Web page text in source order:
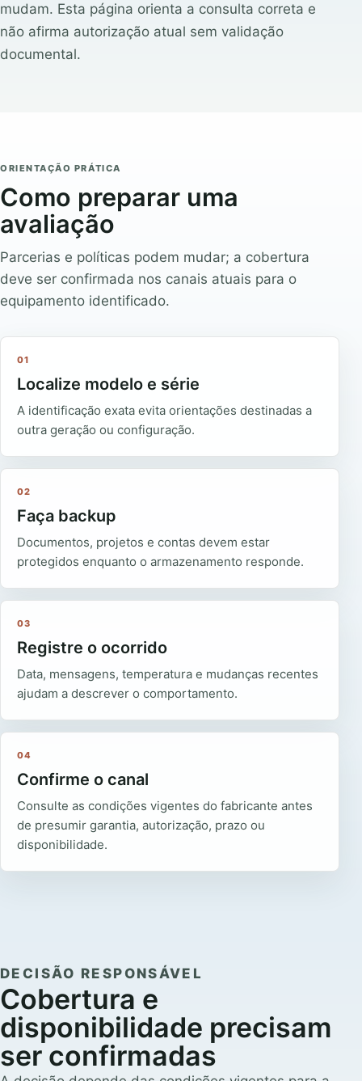
mudam. Esta página orienta a consulta correta e
não afirma autorização atual sem validação
documental.
ORIENTAÇÃO PRÁTICA
Como preparar uma
avaliação
Parcerias e políticas podem mudar; a cobertura
deve ser confirmada nos canais atuais para o
equipamento identificado.
01
Localize modelo e série
A identificação exata evita orientações destinadas a
outra geração ou configuração.
02
Faça backup
Documentos, projetos e contas devem estar
protegidos enquanto o armazenamento responde.
03
Registre o ocorrido
Data, mensagens, temperatura e mudanças recentes
ajudam a descrever o comportamento.
04
Confirme o canal
Consulte as condições vigentes do fabricante antes
de presumir garantia, autorização, prazo ou
disponibilidade.
DECISÃO RESPONSÁVEL
Cobertura e
disponibilidade precisam
ser confirmadas